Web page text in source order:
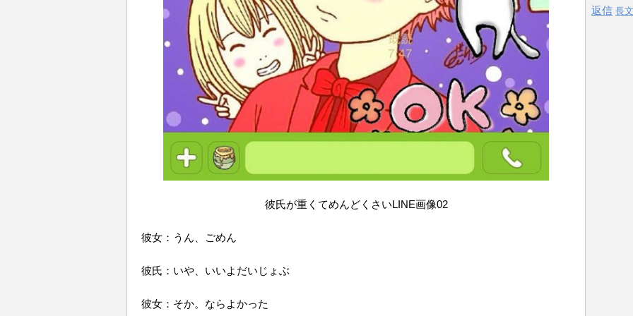
彼氏が重くてめんどくさいLINE画像02
彼女：うん、ごめん
彼氏：いや、いいよだいじょぶ
彼女：そか。ならよかった
返信 長文